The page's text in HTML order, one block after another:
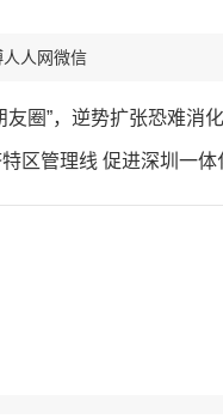
人人网微信
友圈”，逆势扩张恐难消化
区管理线 促进深圳一体